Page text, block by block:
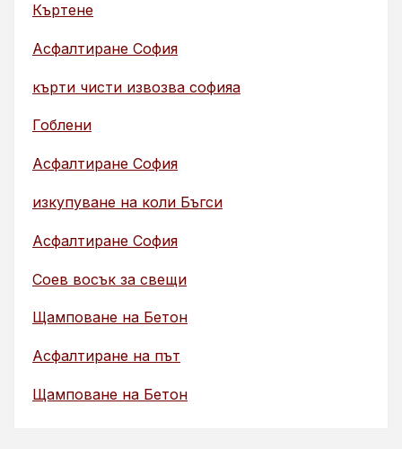
Къртене
Асфалтиране София
кърти чисти извозва софияа
Гоблени
Асфалтиране София
изкупуване на коли Бъгси
Асфалтиране София
Соев восък за свещи
Щамповане на Бетон
Асфалтиране на път
Щамповане на Бетон